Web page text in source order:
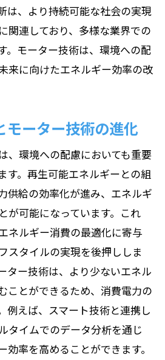
は、より持続可能な社会の実現
関連しており、多様な業界での
。モーター技術は、環境への配
来に向けたエネルギー効率の改
モーター技術の進化
、環境への配慮においても重要
す。再生可能エネルギーとの組
供給の効率化が進み、エネルギ
が可能になっています。これ
ネルギー消費の最適化に寄与
スタイルの実現を後押ししま
ター技術は、より少ないエネル
ことができるため、消費電力の
例えば、スマート技術と連携し
タイムでのデータ分析を通じ
効率を高めることができます。